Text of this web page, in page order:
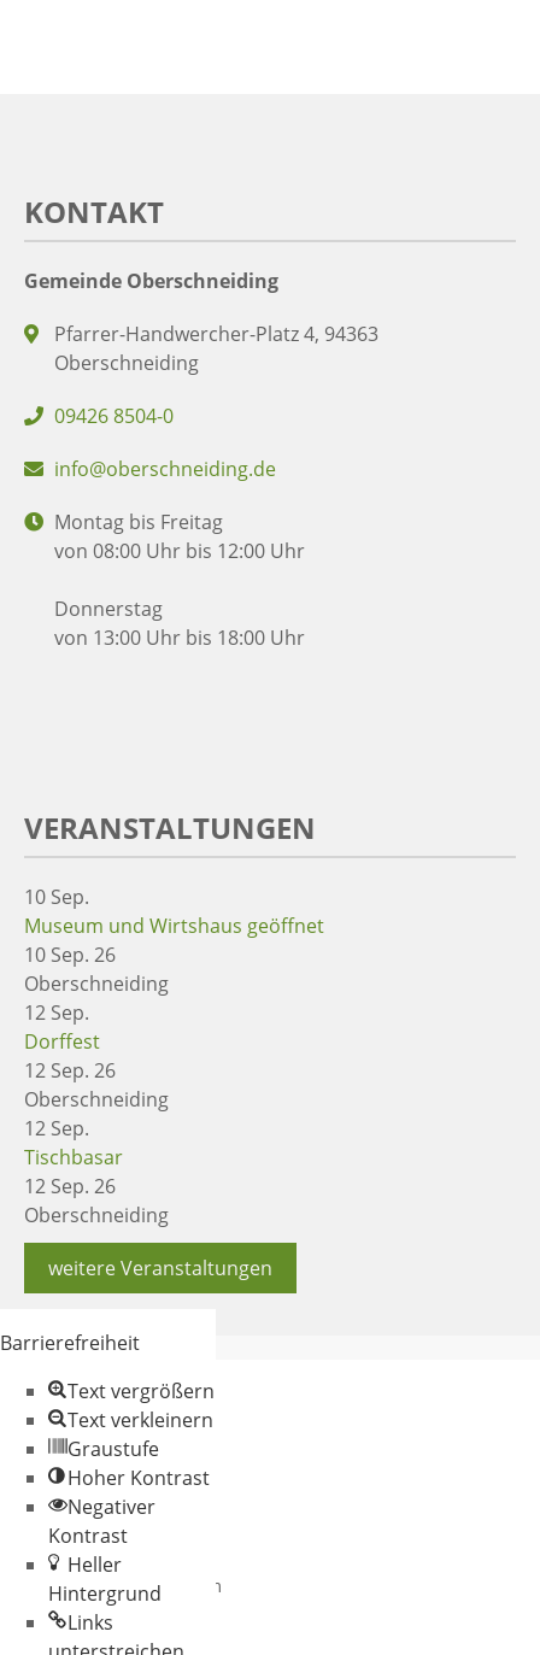
KONTAKT
Gemeinde Oberschneiding
Pfarrer-Handwercher-Platz 4, 94363
Oberschneiding
09426 8504-0
info@oberschneiding.de
Montag bis Freitag
von 08:00 Uhr bis 12:00 Uhr
Donnerstag
von 13:00 Uhr bis 18:00 Uhr
VERANSTALTUNGEN
10 Sep.
Museum und Wirtshaus geöffnet
10 Sep. 26
Oberschneiding
12 Sep.
Dorffest
12 Sep. 26
Oberschneiding
12 Sep.
Tischbasar
12 Sep. 26
Oberschneiding
weitere Veranstaltungen
© 2026 Gemeinde
Oberschneiding
Datenschutz
Impressum
Barrierefreiheit
Text vergrößern
Text verkleinern
Graustufe
Hoher Kontrast
Negativer
Kontrast
Heller
Hintergrund
Links